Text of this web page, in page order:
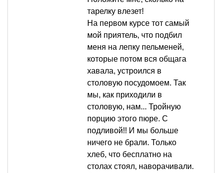
тарелку влезет!
На первом курсе тот самый
мой приятель, что подбил
меня на лепку пельменей,
которые потом вся общага
хавала, устроился в
столовую посудомоем. Так
мы, как приходили в
столовую, нам... Тройную
порцию этого пюре. С
подливой!! И мы больше
ничего не брали. Только
хлеб, что бесплатно на
столах стоял, наворачивали.